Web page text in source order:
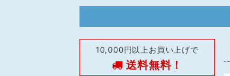
10,000円以上お買い上げで
送料無料！